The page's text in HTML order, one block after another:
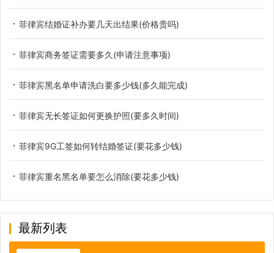
菲律宾结婚证补办要几天出结果(价格贵吗)
菲律宾商务签证需要多久(申请注意事项)
菲律宾黑名单申请洗白要多少钱(多久能完成)
菲律宾无长签证如何更换护照(要多久时间)
菲律宾9G工签如何转结婚签证(要花多少钱)
菲律宾重名黑名单要怎么消除(要花多少钱)
最新列表